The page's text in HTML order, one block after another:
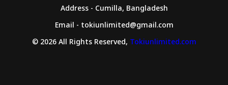
Address - Cumilla, Bangladesh
Email - tokiunlimited@gmail.com
© 2026 All Rights Reserved, Tokiunlimited.com